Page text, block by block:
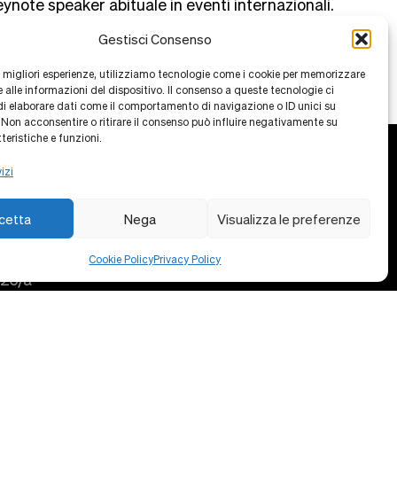
Gestisci Consenso
migliori esperienze, utilizziamo tecnologie come i cookie per memorizzare
alle informazioni del dispositivo. Il consenso a queste tecnologie ci
elaborare dati come il comportamento di navigazione o ID unici su
acconsentire o ritirare il consenso può influire negativamente su
e funzioni.
Nega Visualizza le preferenze
Cookie PolicyPrivacy Policy
MANAGEMENT
a
Cookie Policy
Contatti